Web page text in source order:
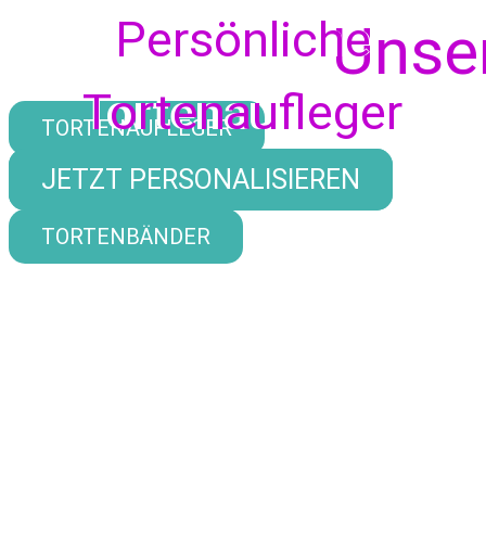
TORTENAUFLEGER
MUFFINAUFLEGER
TORTENBÄNDER
Persönliche
Tortenaufleger
JETZT PERSONALISIEREN
Persönliche
Tortenaufleger
JETZT PERSONALISIEREN